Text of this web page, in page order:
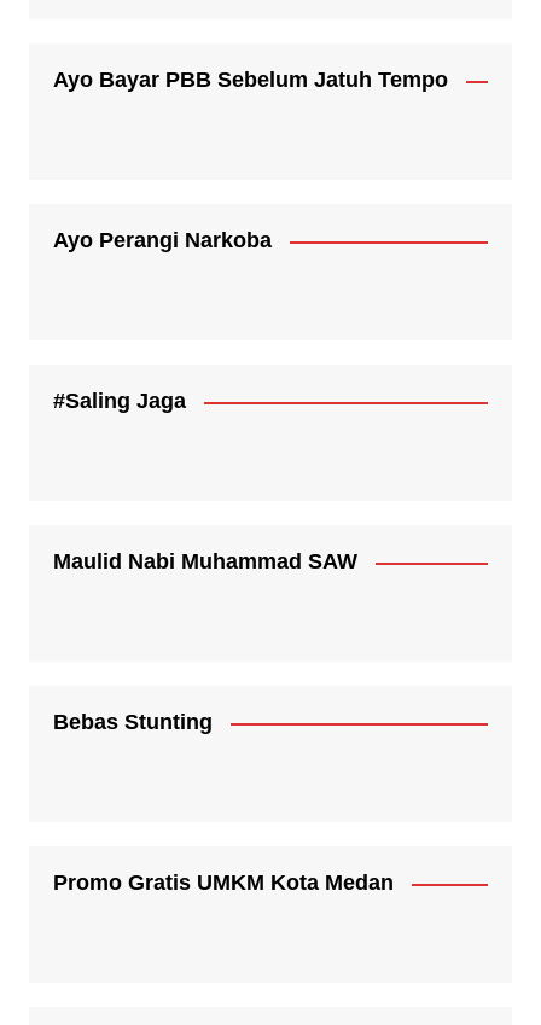
Ayo Bayar PBB Sebelum Jatuh Tempo
Ayo Perangi Narkoba
#Saling Jaga
Maulid Nabi Muhammad SAW
Bebas Stunting
Promo Gratis UMKM Kota Medan